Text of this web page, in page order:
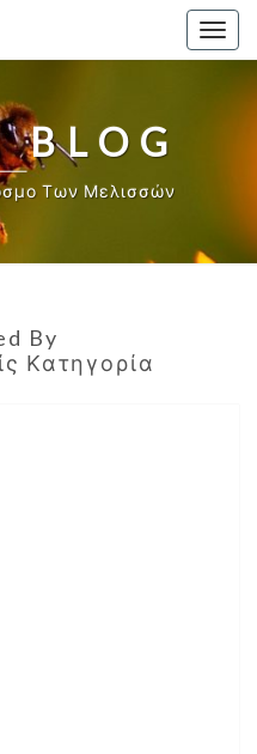
BLOG
Των Μελισσών
By
Κατηγορία